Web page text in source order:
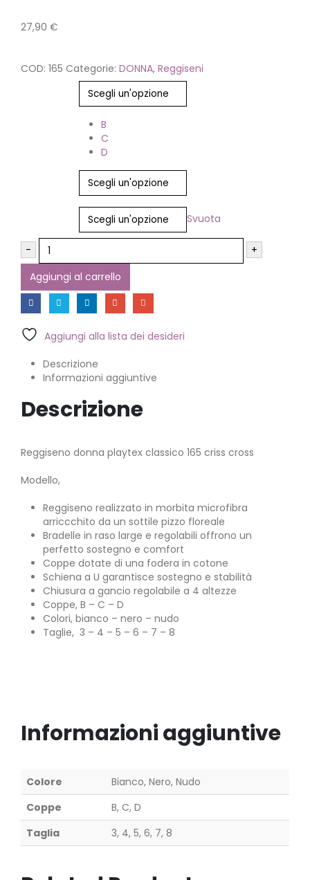
27,90 €
COD: 165 Categorie: DONNA, Reggiseni
B
C
D
Svuota
-
+
Aggiungi al carrello
Aggiungi alla lista dei desideri
Descrizione
Informazioni aggiuntive
Descrizione
Reggiseno donna playtex classico 165 criss cross
Modello,
Reggiseno realizzato in morbita microfibra
arriccchito da un sottile pizzo floreale
Bradelle in raso large e regolabili offrono un
perfetto sostegno e comfort
Coppe dotate di una fodera in cotone
Schiena a U garantisce sostegno e stabilità
Chiusura a gancio regolabile a 4 altezze
Coppe, B – C – D
Colori, bianco – nero – nudo
Taglie, 3 – 4 – 5 – 6 – 7 – 8
Informazioni aggiuntive
Colore
Bianco, Nero, Nudo
Coppe
B, C, D
Taglia
3, 4, 5, 6, 7, 8